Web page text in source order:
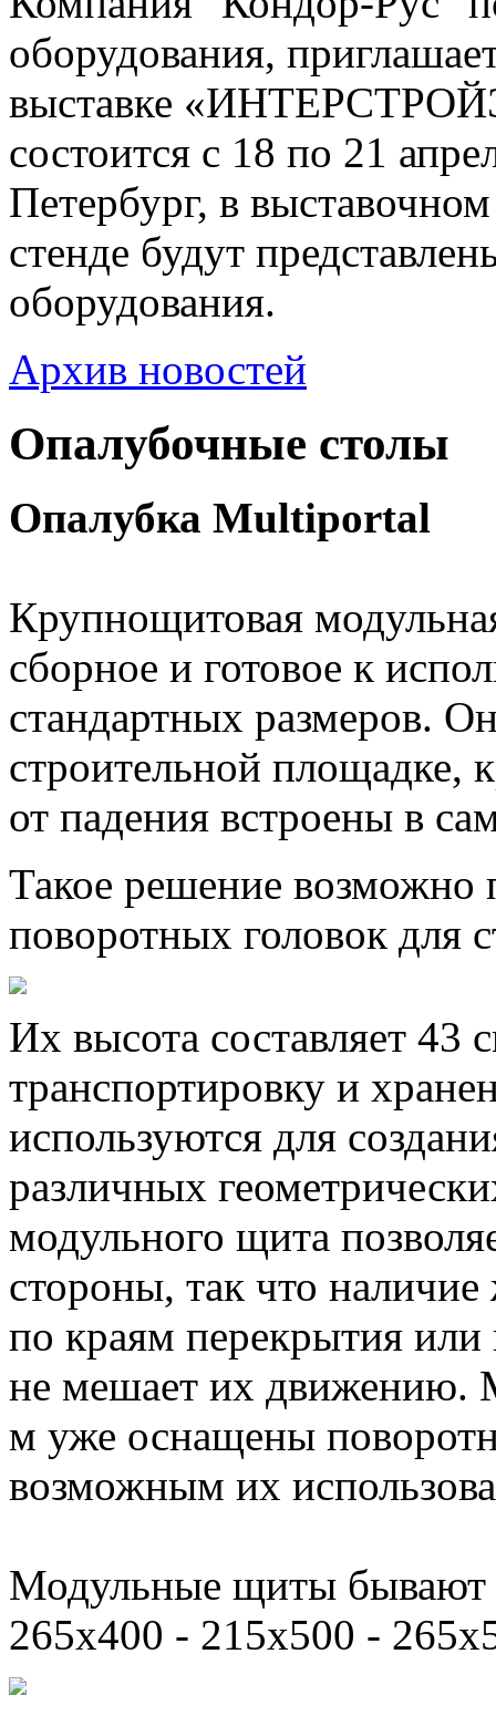
оборудования,
выставке
состоится с 18 по 21
Петербург, в
стенде будут
оборудования.
Архив новостей
Опалубочные столы
Oпалубка Multiportal
Крупнощитовая
сборное и готовое к
стандартных размеров.
строительной площадке,
от падения встроены в
Такое решение
поворотных головок для
Их высота составляет 43
транспортировку и
используются для
различных
модульного щита
стороны, так что
по краям перекрытия
не мешает их движению.
м уже оснащены
возможным их
Модульные щиты бывают
265x400 - 215x500 -